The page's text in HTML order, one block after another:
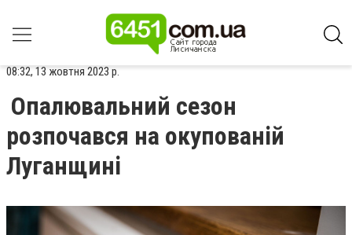
08:32, 13 жовтня 2023 р.
Опалювальний сезон
розпочався на окупованій
Луганщині